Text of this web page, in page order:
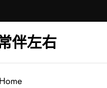
伴左右
Home